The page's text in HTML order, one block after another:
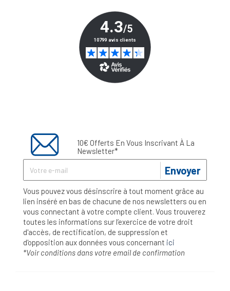
10€ Offerts En Vous Inscrivant À La
Newsletter*
Envoyer
Vous pouvez vous désinscrire à tout moment grâce au
lien inséré en bas de chacune de nos newsletters ou en
vous connectant à votre compte client. Vous trouverez
toutes les informations sur l’exercice de votre droit
d'accès, de rectification, de suppression et
d'opposition aux données vous concernant ici
*Voir conditions dans votre email de confirmation